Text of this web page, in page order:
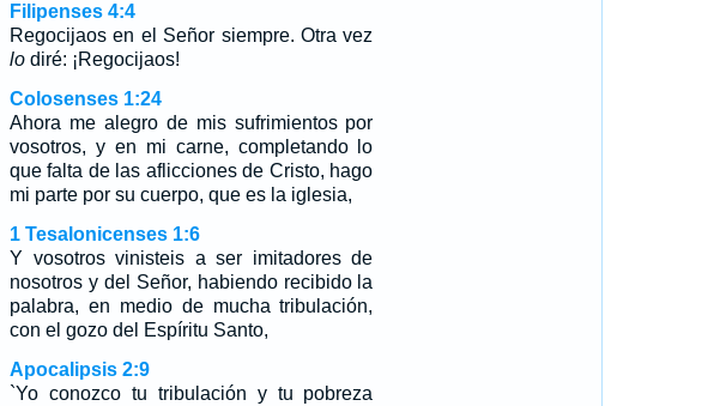
Filipenses 4:4
Regocijaos en el Señor siempre. Otra vez
lodiré: ¡Regocijaos!
Colosenses 1:24
Ahora me alegro de mis sufrimientos por
vosotros, y en mi carne, completando lo
que falta de las aflicciones de Cristo, hago
mi parte por su cuerpo, que es la iglesia,
1 Tesalonicenses 1:6
Y vosotros vinisteis a ser imitadores de
nosotros y del Señor, habiendo recibido la
palabra, en medio de mucha tribulación,
con el gozo del Espíritu Santo,
Apocalipsis 2:9
`Yo conozco tu tribulación y tu pobreza